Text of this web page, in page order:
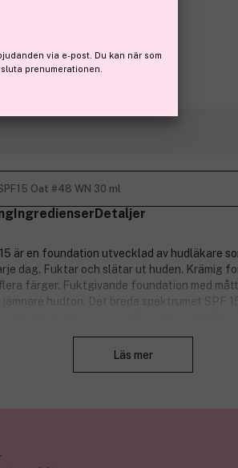
Oat #48 WN 30 ml
Ingredienser Detaljer
är en foundation utvecklad av hudläkare
dag. Fuktar och slätar ut huden. Krämig
färger. Fuktgivande foundation med
jämnare hudton. Det breda spektrumet SPF
med medelhög, klumpfri täckning.
skadlig UVA- och UVB-strålning.
Läs mer
via e-post. Du kan när som
prenumerationen.